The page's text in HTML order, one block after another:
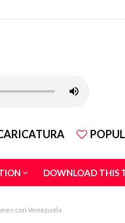
DOWNLOAD THIS
con Venezuela